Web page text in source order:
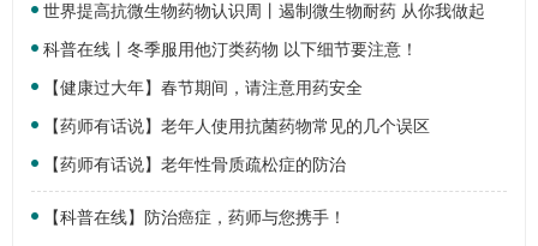
世界提高抗微生物药物认识周丨遏制微生物耐药 从你我做起
科普在线丨冬季服用他汀类药物 以下细节要注意！
【健康过大年】春节期间，请注意用药安全
【药师有话说】老年人使用抗菌药物常见的几个误区
【药师有话说】老年性骨质疏松症的防治
【科普在线】防治癌症，药师与您携手！